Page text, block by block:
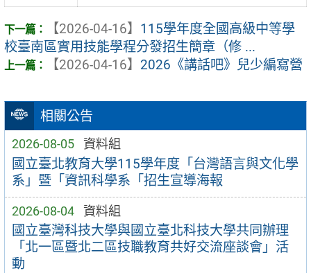
相關公告
2026-08-05 資料組
國立臺北教育大學115學年度「台灣語言與文化學
系」暨「資訊科學系「招生宣導海報
2026-08-04 資料組
國立臺灣科技大學與國立臺北科技大學共同辦理
「北一區暨北二區技職教育共好交流座談會」活
動
【2026-04-16】 115學年度全國高級中等學
校臺南區實用技能學程分發招生簡章（修 ...
【2026-04-16】 2026《講話吧》兒少編寫營